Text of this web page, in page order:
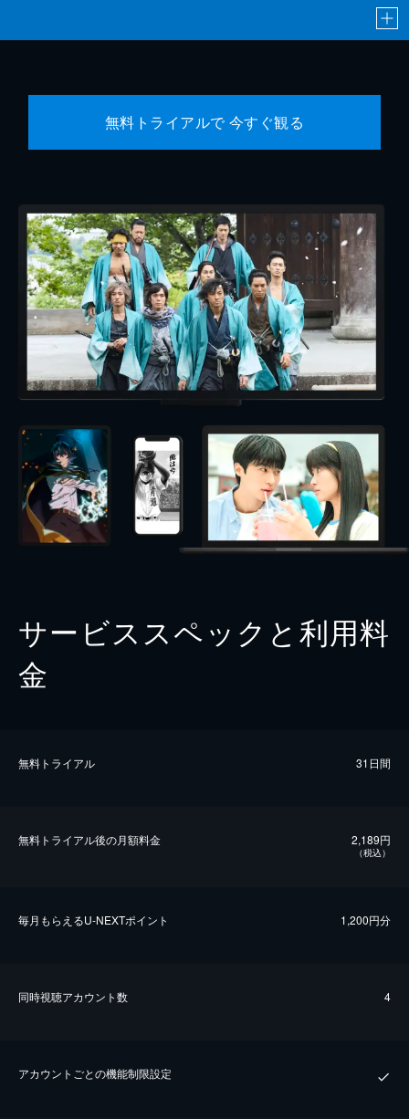
無料トライアルで 今すぐ観る
サービススペックと利用料
金
無料トライアル 31日間
無料トライアル後の⽉額料金 2,189円
（税込）
毎⽉もらえるU-NEXTポイント 1,200円分
同時視聴アカウント数 4
アカウントごとの機能制限設定